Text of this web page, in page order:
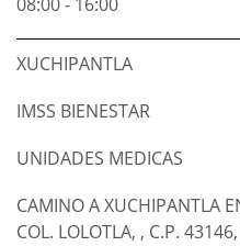
XUCHIPANTLA
IMSS BIENESTAR
UNIDADES MEDICAS
CAMINO A XUCHIPANTLA
COL. LOLOTLA, , C.P.